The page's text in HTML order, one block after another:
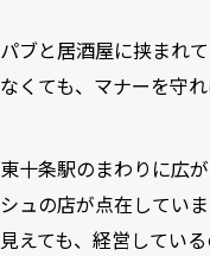
パブと居酒屋に挟まれ
なくても、マナーを守
東十条駅のまわりに広
シュの店が点在してい
見えても、経営してい